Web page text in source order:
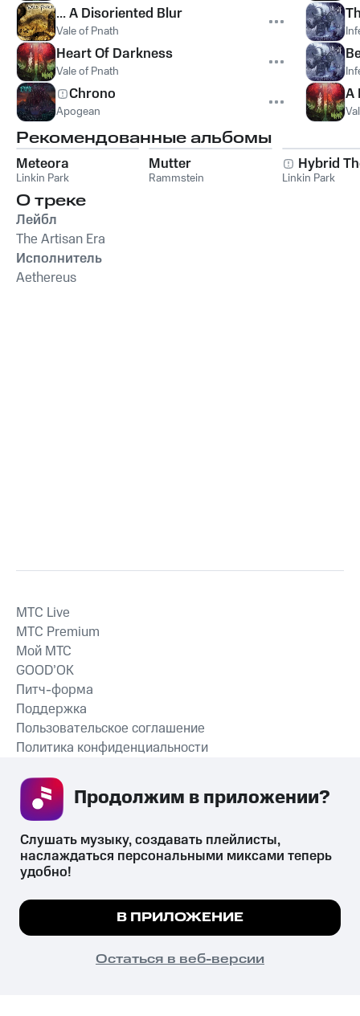
... A Disoriented Blur
Vale of Pnath
Heart Of Darkness
Vale of Pnath
Chrono
Apogean
A
Рекомендованные альбомы
Meteora
Linkin Park
Mutter
Rammstein
Hybrid
Linkin Park
О треке
Лейбл
The Artisan Era
Исполнитель
Aethereus
СКАЧАТЬ ПРИЛОЖЕНИЕ
MTС Live
MTС Premium
Мой МТС
GOOD’OK
Питч-форма
Поддержка
Пользовательское соглашение
Политика конфиденциальности
психотропных веществ, их аналогов причиняет вред здоровью,
их незаконный оборот запрещён и влечёт установленную
законодательством ответственность.
© 2026 ООО «КИОН».
Все права защищены
Мы используем куки, чтобы на сайте все
Подробнее
ПОНЯТНО
Слушать музыку, создавать плейлисты,
наслаждаться персональными миксами теперь
удобно!
В ПРИЛОЖЕНИЕ
Остаться в веб-версии